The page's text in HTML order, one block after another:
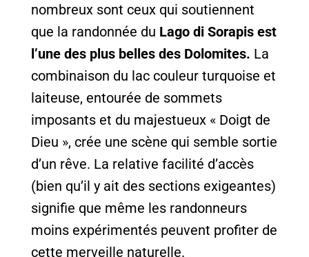
nombreux sont ceux qui soutiennent
que la randonnée du Lago di Sorapis est
l’une des plus belles des Dolomites. La
combinaison du lac couleur turquoise et
laiteuse, entourée de sommets
imposants et du majestueux « Doigt de
Dieu », crée une scène qui semble sortie
d’un rêve. La relative facilité d’accès
(bien qu’il y ait des sections exigeantes)
signifie que même les randonneurs
moins expérimentés peuvent profiter de
cette merveille naturelle.